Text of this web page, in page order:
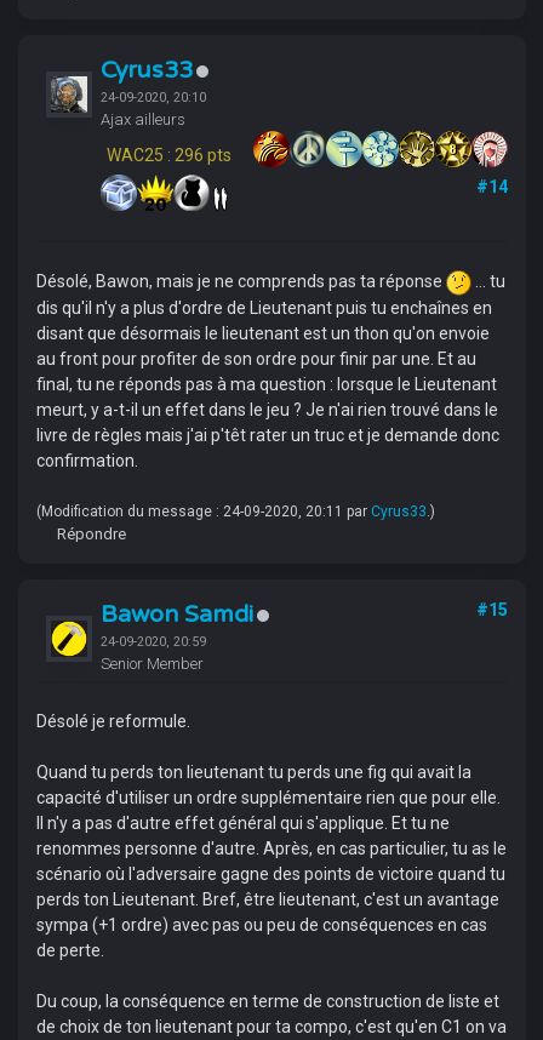
Cyrus33
24-09-2020, 20:10
Ajax ailleurs
WAC25 : 296 pts
#14
Désolé, Bawon, mais je ne comprends pas ta réponse
... tu
dis qu'il n'y a plus d'ordre de Lieutenant puis tu enchaînes en
disant que désormais le lieutenant est un thon qu'on envoie
au front pour profiter de son ordre pour finir par une. Et au
final, tu ne réponds pas à ma question : lorsque le Lieutenant
meurt, y a-t-il un effet dans le jeu ? Je n'ai rien trouvé dans le
livre de règles mais j'ai p'têt rater un truc et je demande donc
confirmation.
(Modification du message : 24-09-2020, 20:11 par Cyrus33 .)
Répondre
Bawon Samdi
24-09-2020, 20:59
Senior Member
#15
Désolé je reformule.
Quand tu perds ton lieutenant tu perds une fig qui avait la
capacité d'utiliser un ordre supplémentaire rien que pour elle.
Il n'y a pas d'autre effet général qui s'applique. Et tu ne
renommes personne d'autre. Après, en cas particulier, tu as le
scénario où l'adversaire gagne des points de victoire quand tu
perds ton Lieutenant. Bref, être lieutenant, c'est un avantage
sympa (+1 ordre) avec pas ou peu de conséquences en cas
de perte.
Du coup, la conséquence en terme de construction de liste et
de choix de ton lieutenant pour ta compo, c'est qu'en C1 on va